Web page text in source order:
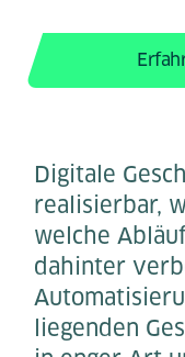
Digitale
realisierbar,
welche
dahinter
liegenden